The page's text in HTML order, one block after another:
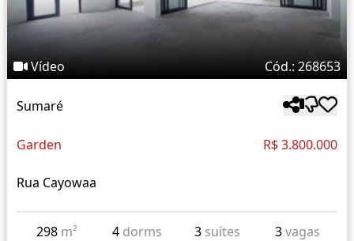
Vídeo Cód.: 268653
Sumaré
Garden R$ 3.800.000
Rua Cayowaa
298 m² 4 dorms 3 suítes 3vagas